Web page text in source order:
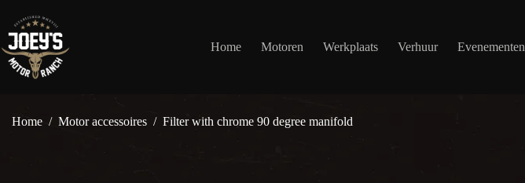
naar
de
inhoud
Home Motoren Werkplaats Verhuur Evenementen
Home / Motor accessoires / Filter with chrome 90 degree manifold